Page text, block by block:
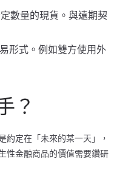
數量的現貨。與遠期契
形式。例如雙方使用外
？
約定在「未來的某一天」，
性金融商品的價值需要鑽研